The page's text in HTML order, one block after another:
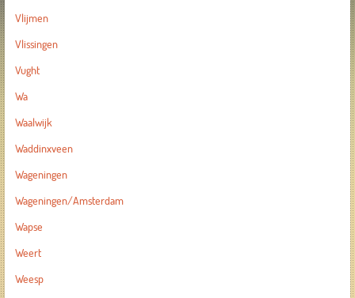
Vlijmen
Vlissingen
Vught
Wa
Waalwijk
Waddinxveen
Wageningen
Wageningen/Amsterdam
Wapse
Weert
Weesp